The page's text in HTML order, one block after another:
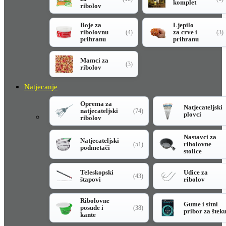
ribolov
komplet
Boje za
ribolovnu
prihranu
(4)
Ljepilo
za crve i
prihranu
(3)
Mamci za
ribolov
(3)
Natjecanje
Oprema za
natjecateljski
ribolov
(74)
Natjecateljski
plovci
Natjecateljski
podmetači
(51)
Nastavci za
ribolovne
stolice
Teleskopski
štapovi
(43)
Udice za
ribolov
Ribolovne
posude i
kante
(38)
Gume i sitni
pribor za šteku